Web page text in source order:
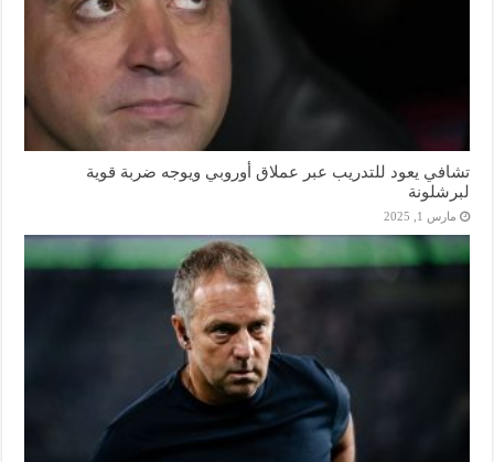
تشافي يعود للتدريب عبر عملاق أوروبي ويوجه ضربة قوية
لبرشلونة
مارس 1, 2025